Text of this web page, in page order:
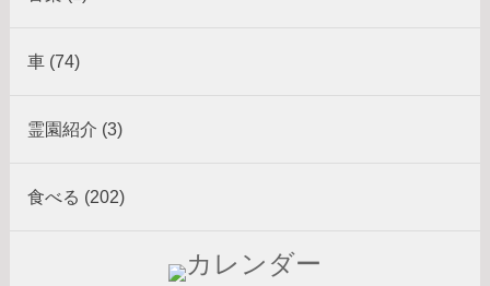
車 (74)
霊園紹介 (3)
食べる (202)